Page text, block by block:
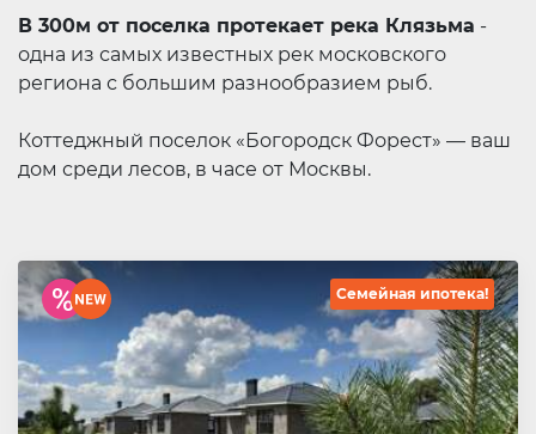
В 300м от поселка протекает река Клязьма -
одна из самых известных рек московского
региона с большим разнообразием рыб.
Коттеджный поселок «Богородск Форест» — ваш
дом среди лесов, в часе от Москвы.
Семейная ипотека!